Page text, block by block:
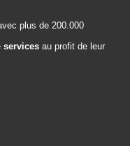
plus de 200.000
services au profit de leur